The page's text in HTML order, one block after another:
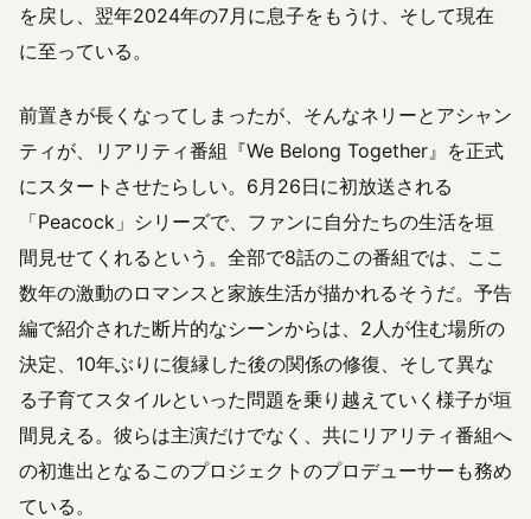
を戻し、翌年2024年の7月に息子をもうけ、そして現在
に至っている。
前置きが長くなってしまったが、そんなネリーとアシャン
ティが、リアリティ番組『We Belong Together』を正式
にスタートさせたらしい。6月26日に初放送される
「Peacock」シリーズで、ファンに自分たちの生活を垣
間見せてくれるという。全部で8話のこの番組では、ここ
数年の激動のロマンスと家族生活が描かれるそうだ。予告
編で紹介された断片的なシーンからは、2人が住む場所の
決定、10年ぶりに復縁した後の関係の修復、そして異な
る子育てスタイルといった問題を乗り越えていく様子が垣
間見える。彼らは主演だけでなく、共にリアリティ番組へ
の初進出となるこのプロジェクトのプロデューサーも務め
ている。